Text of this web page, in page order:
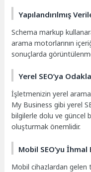
Yapılandırılmış
Schema markup
arama motorlarının
sonuçlarda
Yerel SEO’ya
İşletmenizin yerel
My Business gibi yerel
bilgilerle dolu ve güncel
oluşturmak önemlidir.
Mobil SEO’yu İhmal
Mobil cihazlardan gelen